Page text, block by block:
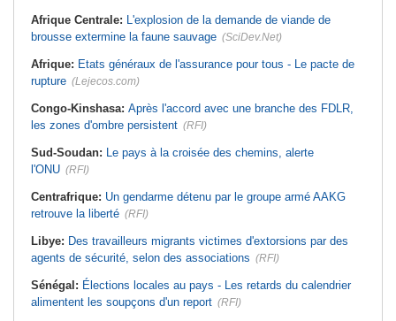
Afrique Centrale: L'explosion de la demande de viande de
brousse extermine la faune sauvage (SciDev.Net)
Afrique: Etats généraux de l'assurance pour tous - Le pacte de
rupture (Lejecos.com)
Congo-Kinshasa: Après l'accord avec une branche des FDLR,
les zones d'ombre persistent (RFI)
Sud-Soudan: Le pays à la croisée des chemins, alerte
l'ONU (RFI)
Centrafrique: Un gendarme détenu par le groupe armé AAKG
retrouve la liberté (RFI)
Libye: Des travailleurs migrants victimes d'extorsions par des
agents de sécurité, selon des associations (RFI)
Sénégal: Élections locales au pays - Les retards du calendrier
alimentent les soupçons d'un report (RFI)